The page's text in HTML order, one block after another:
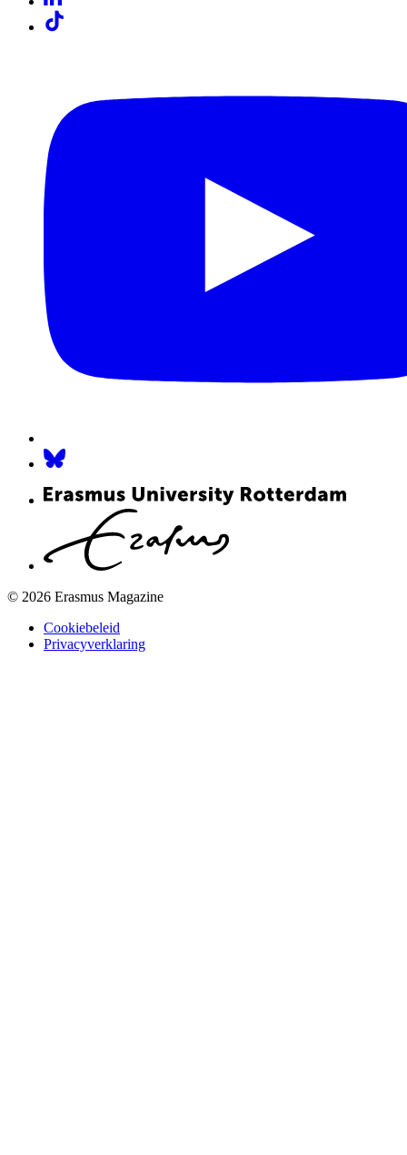
© 2026 Erasmus Magazine
Cookiebeleid
Privacyverklaring